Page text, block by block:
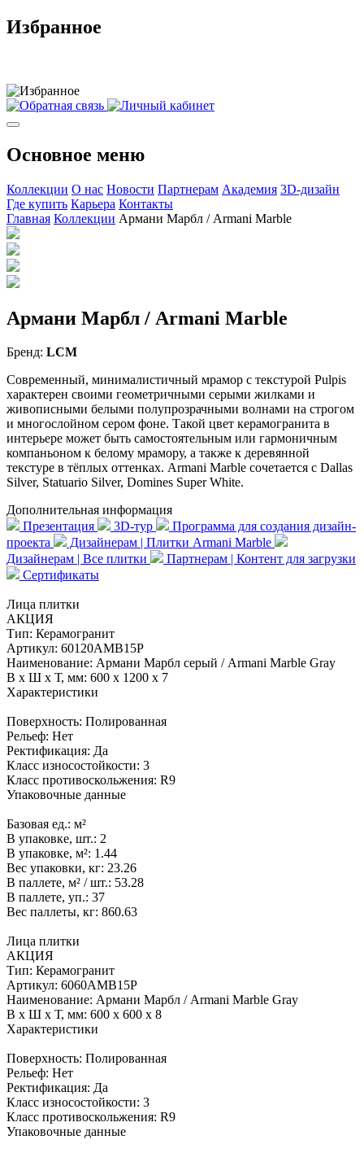
Избранное
Основное меню
Коллекции О нас Новости Партнерам Академия 3D-дизайн
Где купить Карьера Контакты
Главная Коллекции Армани Марбл / Armani Marble
Армани Марбл / Armani Marble
Бренд: LCM
Современный, минималистичный мрамор с текстурой Pulpis
характерен своими геометричными серыми жилками и
живописными белыми полупрозрачными волнами на строгом
и многослойном сером фоне. Такой цвет керамогранита в
интерьере может быть самостоятельным или гармоничным
компаньоном к белому мрамору, а также к деревянной
текстуре в тёплых оттенках. Armani Marble сочетается с Dallas
Silver, Statuario Silver, Domines Super White.
Дополнительная информация
Презентация
3D-тур
Программа для создания дизайн-
проекта
Дизайнерам | Плитки Armani Marble
Дизайнерам | Все плитки
Партнерам | Контент для загрузки
Сертификаты
Лица плитки
АКЦИЯ
Тип: Керамогранит
Артикул: 60120AMB15P
Наименование: Армани Марбл серый / Armani Marble Gray
В x Ш x Т, мм: 600 x 1200 x 7
Характеристики
Поверхность: Полированная
Рельеф: Нет
Ректификация: Да
Класс износостойкости: 3
Класс противоскольжения: R9
Упаковочные данные
Базовая ед.: м²
В упаковке, шт.: 2
В упаковке, м²: 1.44
Вес упаковки, кг: 23.26
В паллете, м² / шт.: 53.28
В паллете, уп.: 37
Вес паллеты, кг: 860.63
Лица плитки
АКЦИЯ
Тип: Керамогранит
Артикул: 6060AMB15P
Наименование: Армани Марбл / Armani Marble Gray
В x Ш x Т, мм: 600 x 600 x 8
Характеристики
Поверхность: Полированная
Рельеф: Нет
Ректификация: Да
Класс износостойкости: 3
Класс противоскольжения: R9
Упаковочные данные